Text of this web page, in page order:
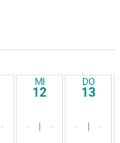
-
MI
12
- -
DO
13
- -